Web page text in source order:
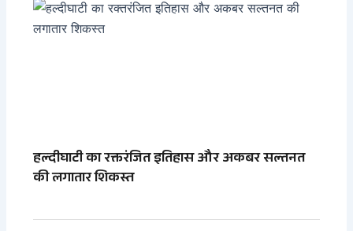
हल्दीघाटी का रक्तरंजित इतिहास और अकबर सल्तनत
की लगातार शिकस्त